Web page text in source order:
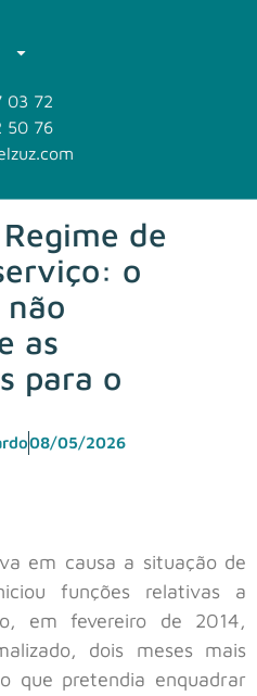
03 72
50 76
de
o
não
as
para o
08/05/2026
em causa a situação de
funções relativas a
em fevereiro de 2014,
dois meses mais
que pretendia enquadrar